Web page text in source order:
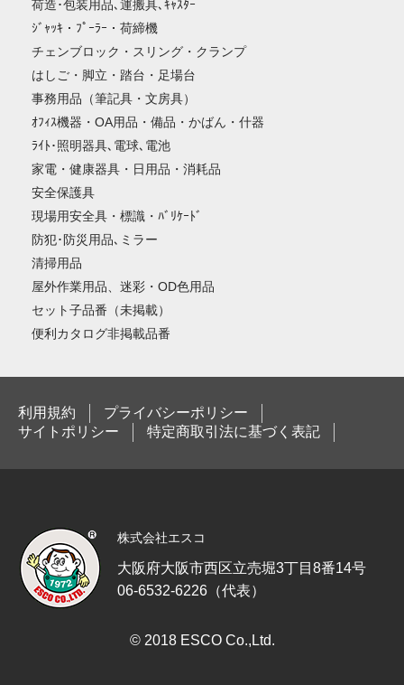
荷造･包装用品､運搬具､ｷｬｽﾀｰ
ｼﾞｬｯｷ・ﾌﾟｰﾗｰ・荷締機
チェンブロック・スリング・クランプ
はしご・脚立・踏台・足場台
事務用品（筆記具・文房具）
ｵﾌｨｽ機器・OA用品・備品・かばん・什器
ﾗｲﾄ･照明器具､電球､電池
家電・健康器具・日用品・消耗品
安全保護具
現場用安全具・標識・ﾊﾞﾘｹｰﾄﾞ
防犯･防災用品､ミラー
清掃用品
屋外作業用品、迷彩・OD色用品
セット子品番（未掲載）
便利カタログ非掲載品番
利用規約
プライバシーポリシー
サイトポリシー
特定商取引法に基づく表記
株式会社エスコ
大阪府大阪市西区立売堀3丁目8番14号
06-6532-6226（代表）
© 2018 ESCO Co.,Ltd.